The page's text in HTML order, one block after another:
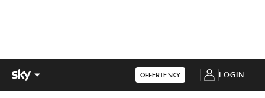
OFFERTE SKY LOGIN